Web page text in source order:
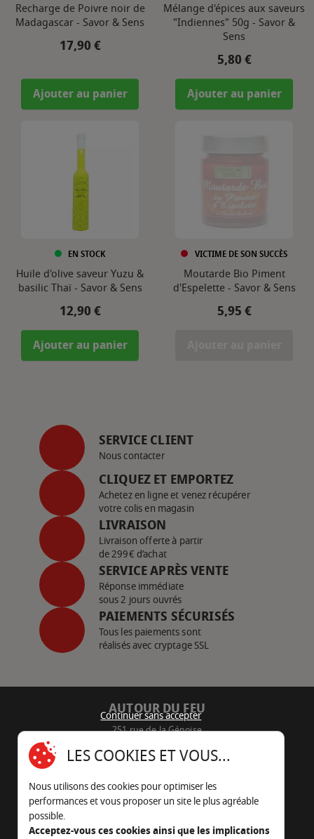
Recharge de Poivre noir de
Madagascar - Savor & Sens
Prix
17,90 €
Ajouter au panier
Mélange d'épices aux saveurs
"Indiennes" 50g - Savor &
Sens
Prix
5,80 €
Ajouter au panier
EN STOCK
Huile d'olive saveur Yuzu &
basilic Thaï - Savor & Sens
Prix
12,90 €
Ajouter au panier
VICTIME DE SON SUCCÈS
Moutarde Bio Piment
d'Espelette - Savor & Sens
Prix
5,95 €
SERVICE CLIENT
Nous contacter
CLIQUEZ ET EMPORTEZ
Achetez en ligne et venez récupérer
votre colis en magasin
LIVRAISON
Livraison offerte à partir
de 299€ d’achat
SERVICE APRÈS VENTE
Réponse immédiate
sous 2 jours ouvrés
PAIEMENTS SÉCURISÉS
Tous les paiements sont
réalisés avec cryptage SSL
AUTOUR DU FEU
251 rue de la Génoise
05 45 22 98 09
Nous envoyer un e-mail
Continuer sans accepter
LES COOKIES ET VOUS...
Nous utilisons des cookies pour optimiser les
performances et vous proposer un site le plus agréable
possible.
Acceptez-vous ces cookies ainsi que les implications